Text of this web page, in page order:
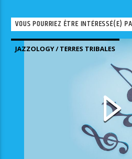
VOUS POURRIEZ ÊTRE INTÉRESSÉ(E)
JAZZOLOGY / TERRES TRIBALES